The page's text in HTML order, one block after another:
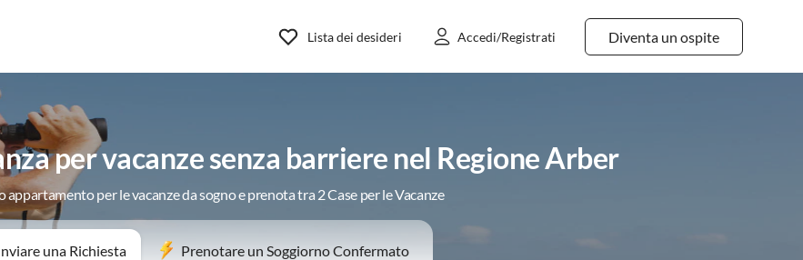
Diventa un ospite
Lista dei desideri Accedi/Registrati
per vacanze senza barriere nel Regione Arber
appartamento per le vacanze da sogno e prenota tra 2 Case per le Vacanze
una Richiesta Prenotare un Soggiorno Confermato